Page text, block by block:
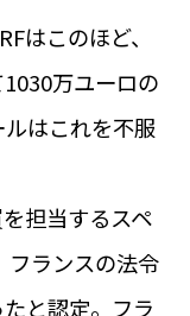
／ JP 13:47
円
ー
はこのほど、
万ユーロの
はこれを不服
担当するスペ
フランスの法令
と認定。フラ